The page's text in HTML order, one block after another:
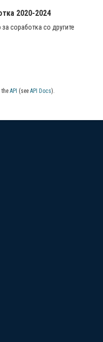
2020-2024
соработка со другите
API (see API Docs).